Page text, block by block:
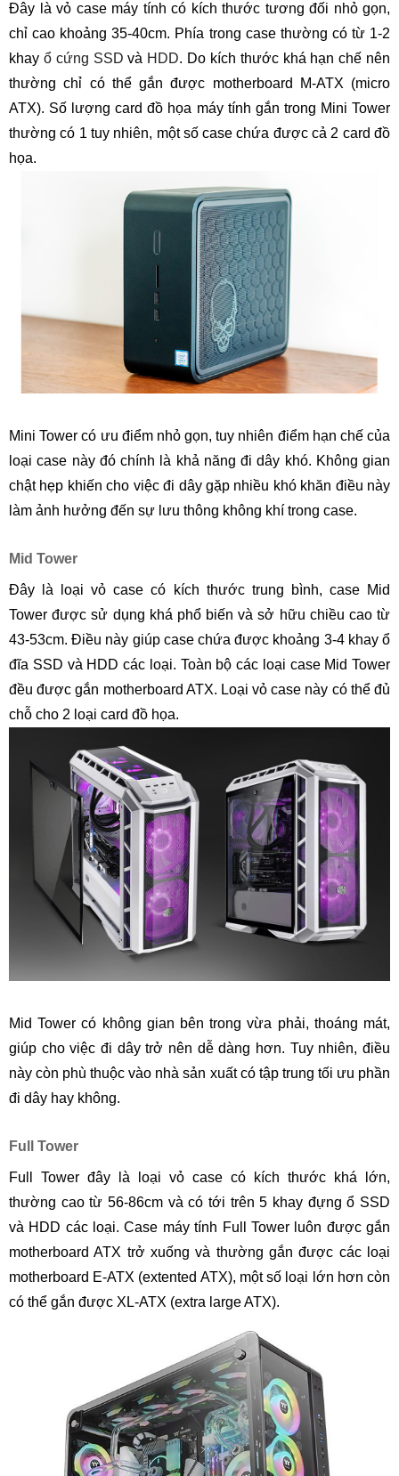
Đây là vỏ case máy tính có kích thước tương đối nhỏ gọn,
chỉ cao khoảng 35-40cm. Phía trong case thường có từ 1-2
khay ổ cứng SSD và HDD. Do kích thước khá hạn chế nên
thường chỉ có thể gắn được motherboard M-ATX (micro
ATX). Số lượng card đồ họa máy tính gắn trong Mini Tower
thường có 1 tuy nhiên, một số case chứa được cả 2 card đồ
họa.
Mini Tower có ưu điểm nhỏ gọn, tuy nhiên điểm hạn chế của
loại case này đó chính là khả năng đi dây khó. Không gian
chật hẹp khiến cho việc đi dây gặp nhiều khó khăn điều này
làm ảnh hưởng đến sự lưu thông không khí trong case.
Mid Tower
Đây là loại vỏ case có kích thước trung bình, case Mid
Tower được sử dụng khá phổ biến và sở hữu chiều cao từ
43-53cm. Điều này giúp case chứa được khoảng 3-4 khay ổ
đĩa SSD và HDD các loại. Toàn bộ các loại case Mid Tower
đều được gắn motherboard ATX. Loại vỏ case này có thể đủ
chỗ cho 2 loại card đồ họa.
Mid Tower có không gian bên trong vừa phải, thoáng mát,
giúp cho việc đi dây trở nên dễ dàng hơn. Tuy nhiên, điều
này còn phù thuộc vào nhà sản xuất có tập trung tối ưu phần
đi dây hay không.
Full Tower
Full Tower đây là loại vỏ case có kích thước khá lớn,
thường cao từ 56-86cm và có tới trên 5 khay đựng ổ SSD
và HDD các loại. Case máy tính Full Tower luôn được gắn
motherboard ATX trở xuống và thường gắn được các loại
motherboard E-ATX (extented ATX), một số loại lớn hơn còn
có thể gắn được XL-ATX (extra large ATX).